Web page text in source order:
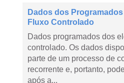
Dados dos
Fluxo Controlado
Dados programados dos
controlado. Os dados
parte de um processo de
recorrente e, portanto,
após a...